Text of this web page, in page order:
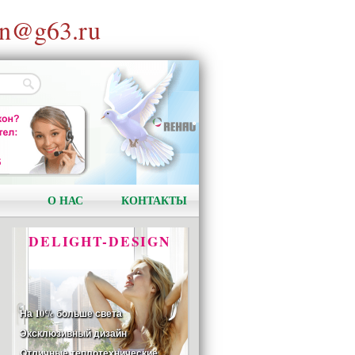
О НАС КОНТАКТЫ
АКЦИЯ!
Установи окно и получи
в подарок подарочный
сертификат на сумму
1000 рублей!
DELIGHT-DESIGN
На 10% больше света
Эксклюзивный дизайн